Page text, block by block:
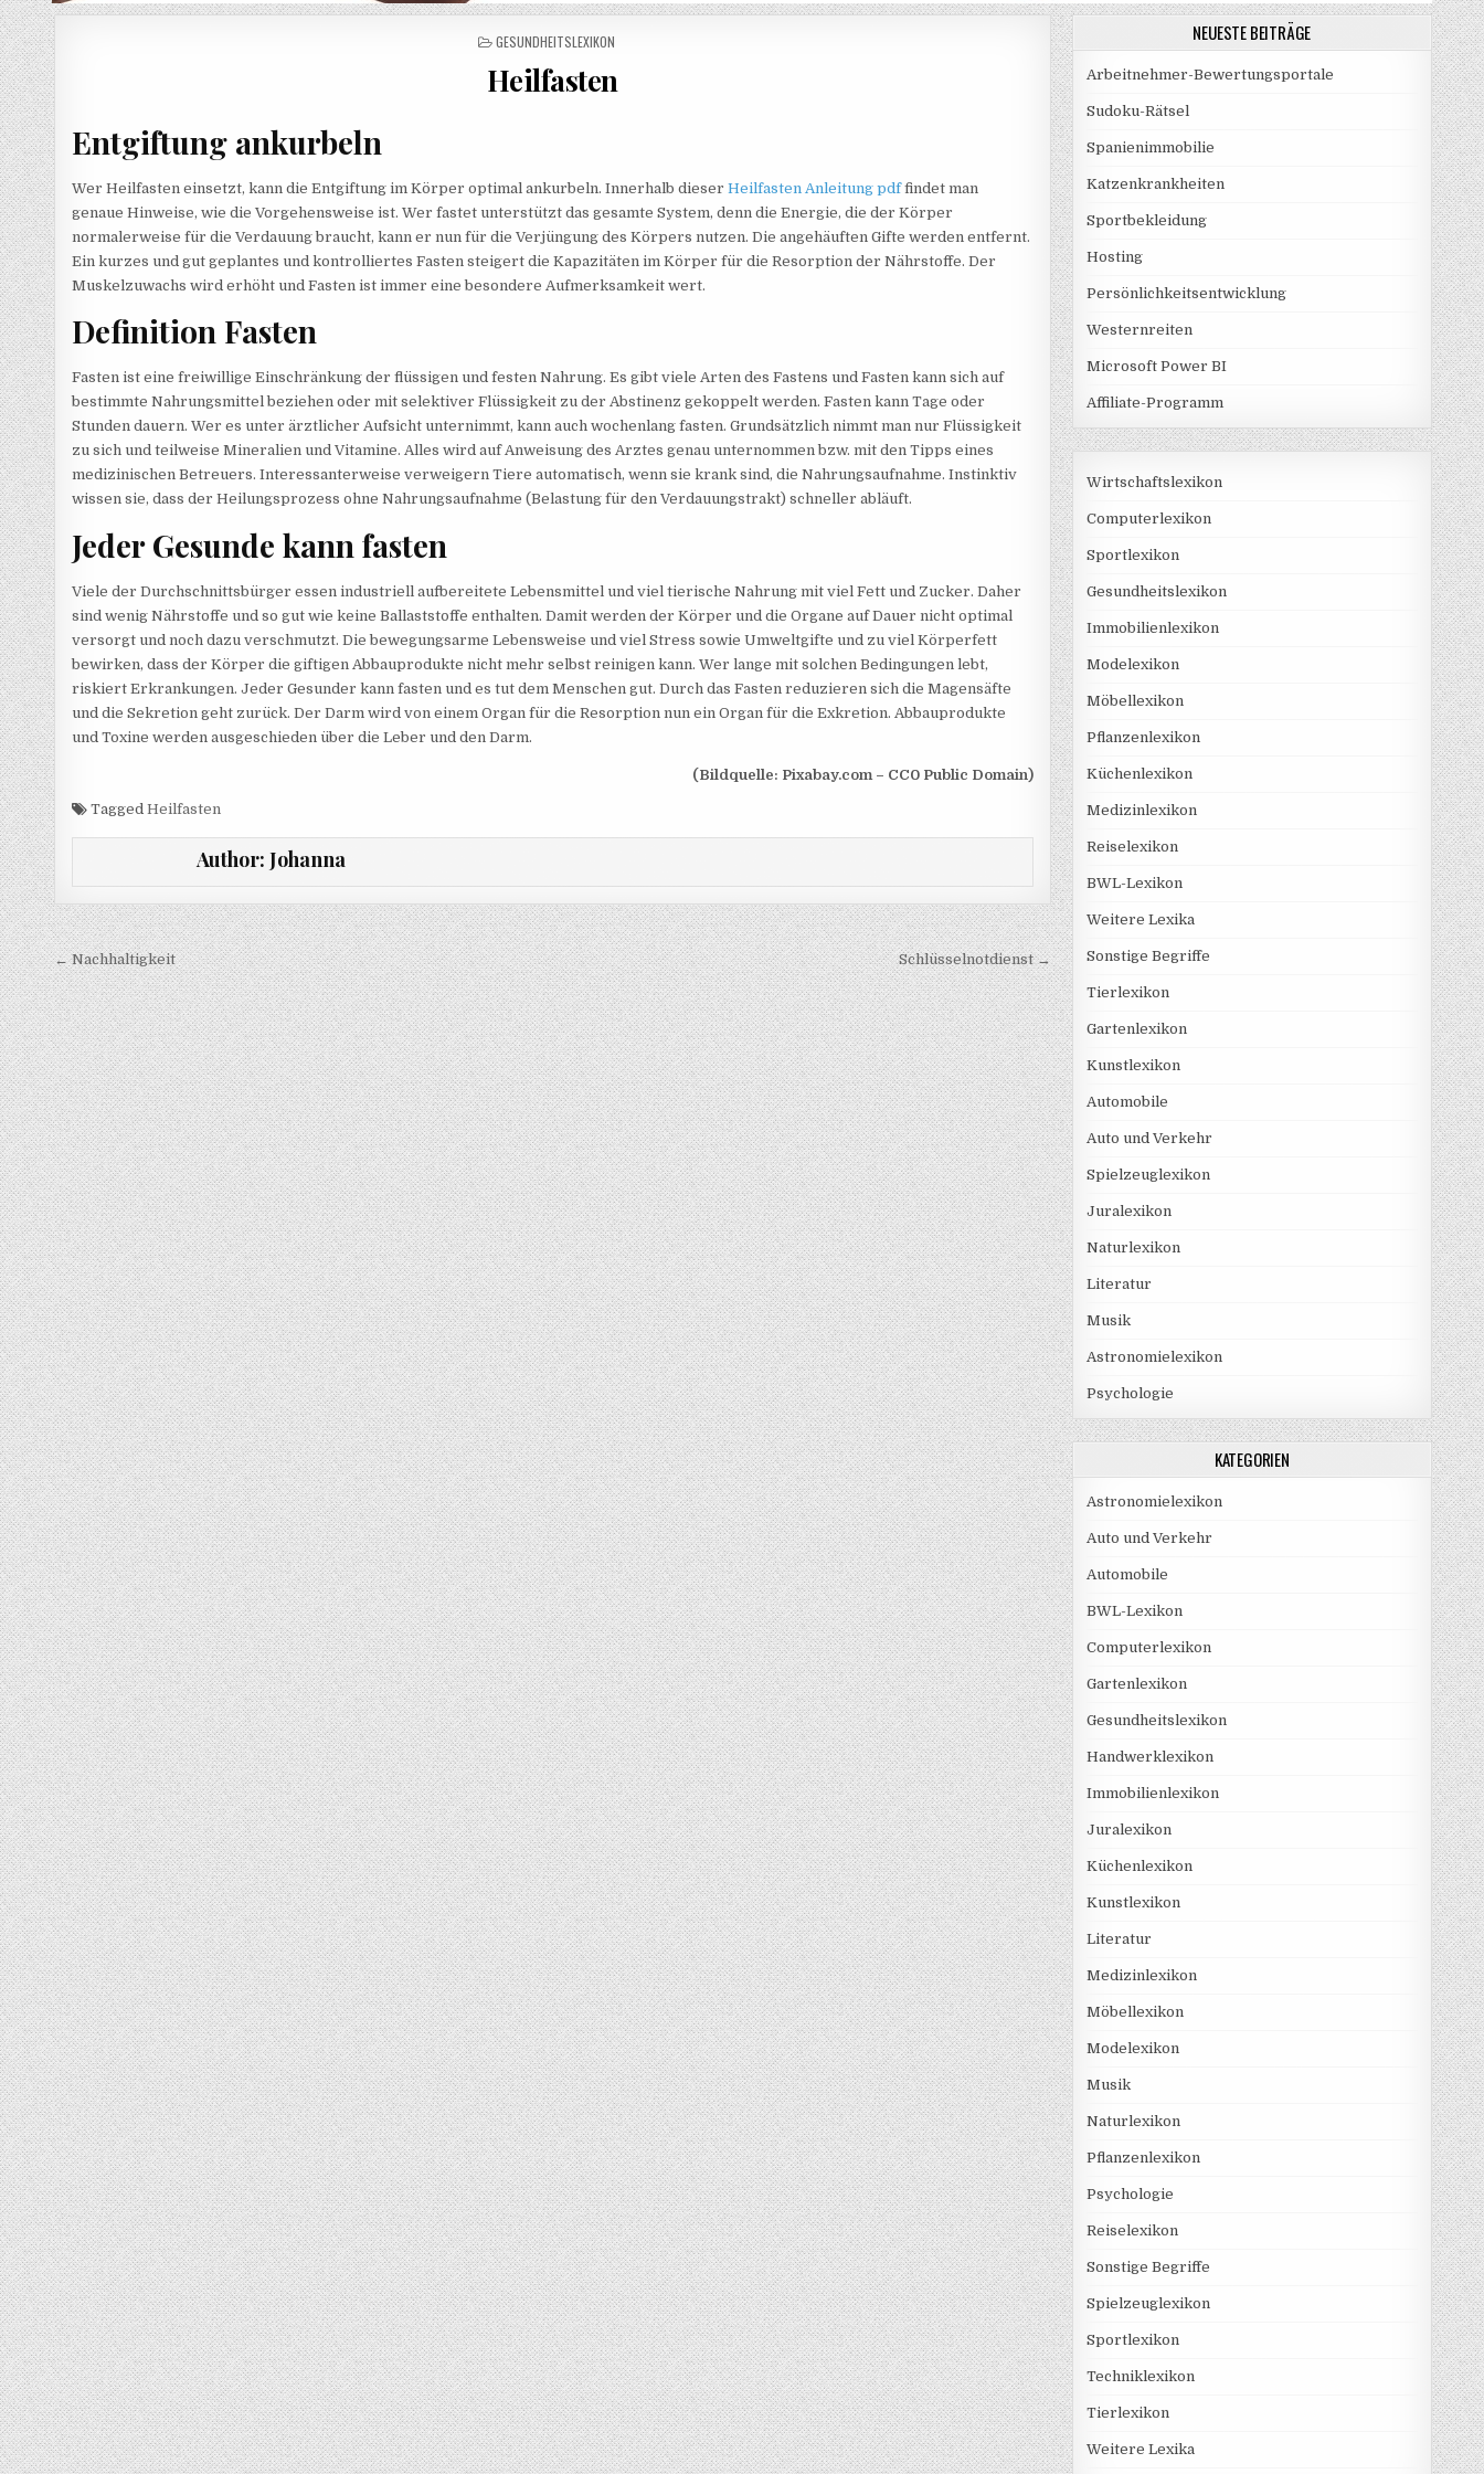
POSTED IN
GESUNDHEITSLEXIKON
Heilfasten
Entgiftung ankurbeln
Wer Heilfasten einsetzt, kann die Entgiftung im Körper optimal ankurbeln. Innerhalb dieserHeilfasten Anleitung pdffindet man
genaue Hinweise, wie die Vorgehensweise ist. Wer fastet unterstützt das gesamte System, denn die Energie, die der Körper
normalerweise für die Verdauung braucht, kann er nun für die Verjüngung des Körpers nutzen. Die angehäuften Gifte werden entfernt.
Ein kurzes und gut geplantes und kontrolliertes Fasten steigert die Kapazitäten im Körper für die Resorption der Nährstoffe. Der
Muskelzuwachs wird erhöht und Fasten ist immer eine besondere Aufmerksamkeit wert.
Definition Fasten
Fasten ist eine freiwillige Einschränkung der flüssigen und festen Nahrung. Es gibt viele Arten des Fastens und Fasten kann sich auf
bestimmte Nahrungsmittel beziehen oder mit selektiver Flüssigkeit zu der Abstinenz gekoppelt werden. Fasten kann Tage oder
Stunden dauern. Wer es unter ärztlicher Aufsicht unternimmt, kann auch wochenlang fasten. Grundsätzlich nimmt man nur Flüssigkeit
zu sich und teilweise Mineralien und Vitamine. Alles wird auf Anweisung des Arztes genau unternommen bzw. mit den Tipps eines
medizinischen Betreuers. Interessanterweise verweigern Tiere automatisch, wenn sie krank sind, die Nahrungsaufnahme. Instinktiv
wissen sie, dass der Heilungsprozess ohne Nahrungsaufnahme (Belastung für den Verdauungstrakt) schneller abläuft.
Jeder Gesunde kann fasten
Viele der Durchschnittsbürger essen industriell aufbereitete Lebensmittel und viel tierische Nahrung mit viel Fett und Zucker. Daher
sind wenig Nährstoffe und so gut wie keine Ballaststoffe enthalten. Damit werden der Körper und die Organe auf Dauer nicht optimal
versorgt und noch dazu verschmutzt. Die bewegungsarme Lebensweise und viel Stress sowie Umweltgifte und zu viel Körperfett
bewirken, dass der Körper die giftigen Abbauprodukte nicht mehr selbst reinigen kann. Wer lange mit solchen Bedingungen lebt,
riskiert Erkrankungen. Jeder Gesunder kann fasten und es tut dem Menschen gut. Durch das Fasten reduzieren sich die Magensäfte
und die Sekretion geht zurück. Der Darm wird von einem Organ für die Resorption nun ein Organ für die Exkretion. Abbauprodukte
und Toxine werden ausgeschieden über die Leber und den Darm.
(Bildquelle: Pixabay.com – CC0 Public Domain)
TaggedHeilfasten
Author: Johanna
Beitragsnavigation
← Nachhaltigkeit Schlüsselnotdienst →
NEUESTE BEITRÄGE
Arbeitnehmer-Bewertungsportale
Sudoku-Rätsel
Spanienimmobilie
Katzenkrankheiten
Sportbekleidung
Hosting
Persönlichkeitsentwicklung
Westernreiten
Microsoft Power BI
Affiliate-Programm
Wirtschaftslexikon
Computerlexikon
Sportlexikon
Gesundheitslexikon
Immobilienlexikon
Modelexikon
Möbellexikon
Pflanzenlexikon
Küchenlexikon
Medizinlexikon
Reiselexikon
BWL-Lexikon
Weitere Lexika
Sonstige Begriffe
Tierlexikon
Gartenlexikon
Kunstlexikon
Automobile
Auto und Verkehr
Spielzeuglexikon
Juralexikon
Naturlexikon
Literatur
Musik
Astronomielexikon
Psychologie
KATEGORIEN
Astronomielexikon
Auto und Verkehr
Automobile
BWL-Lexikon
Computerlexikon
Gartenlexikon
Gesundheitslexikon
Handwerklexikon
Immobilienlexikon
Juralexikon
Küchenlexikon
Kunstlexikon
Literatur
Medizinlexikon
Möbellexikon
Modelexikon
Musik
Naturlexikon
Pflanzenlexikon
Psychologie
Reiselexikon
Sonstige Begriffe
Spielzeuglexikon
Sportlexikon
Techniklexikon
Tierlexikon
Weitere Lexika